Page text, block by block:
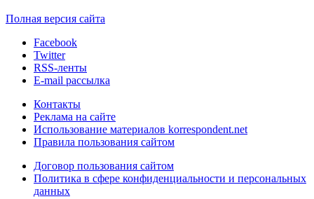
Полная версия сайта
Facebook
Twitter
RSS-ленты
E-mail рассылка
Контакты
Реклама на сайте
Использование материалов korrespondent.net
Правила пользования сайтом
Договор пользования сайтом
Политика в сфере конфиденциальности и персональных
данных